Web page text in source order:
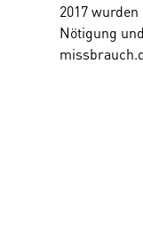
2017
Nötigung